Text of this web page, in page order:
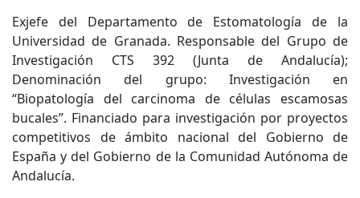
Exjefe del Departamento de Estomatología de la
Universidad de Granada. Responsable del Grupo de
Investigación CTS 392 (Junta de Andalucía);
Denominación del grupo: Investigación en
“Biopatología del carcinoma de células escamosas
bucales”. Financiado para investigación por proyectos
competitivos de ámbito nacional del Gobierno de
España y del Gobierno de la Comunidad Autónoma de
Andalucía.